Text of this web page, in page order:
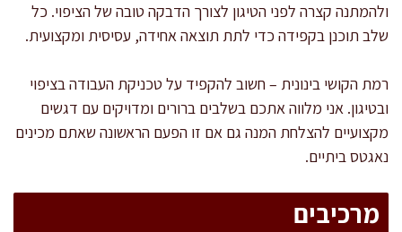
ולהמתנה קצרה לפני הטיגון לצורך הדבקה טובה של הציפוי. כל
שלב תוכנן בקפידה כדי לתת תוצאה אחידה, עסיסית ומקצועית.
רמת הקושי בינונית – חשוב להקפיד על טכניקת העבודה בציפוי
ובטיגון. אני מלווה אתכם בשלבים ברורים ומדויקים עם דגשים
מקצועיים להצלחת המנה גם אם זו הפעם הראשונה שאתם מכינים
נאגטס ביתיים.
מרכיבים